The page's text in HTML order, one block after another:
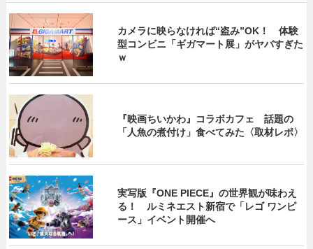
カメラに映らなければ“盗み”OK！ 体験
型コンビニ「ギガマート展」がヤバすぎた
ｗ
『映画ちいかわ』コラボカフェ 話題の
「人魚の煮付け」食べてみた〈取材レポ〉
実写版『ONE PIECE』の世界観が味わえ
る！ ルミネエスト新宿で「レゴ ワンピ
ース」イベント開催へ